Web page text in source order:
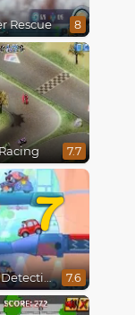
Rescue 8
7.7
7
Wheely 7 Detective 7.6